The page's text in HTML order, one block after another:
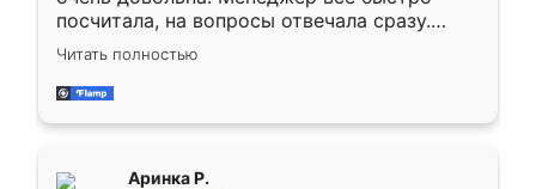
посчитала, на вопросы отвечала сразу.
Замерщик приехал в субботу, подошёл к
делу со всей ответственностью. Собрали
за день, ребята работали аккуратно, даже
Читать полностью
Аринка Р.